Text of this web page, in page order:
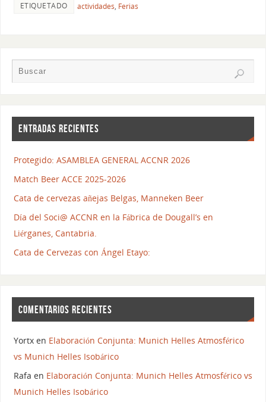
ETIQUETADO actividades, Ferias
ENTRADAS RECIENTES
Protegido: ASAMBLEA GENERAL ACCNR 2026
Match Beer ACCE 2025-2026
Cata de cervezas añejas Belgas, Manneken Beer
Día del Soci@ ACCNR en la Fábrica de Dougall’s en
Liérganes, Cantabria.
Cata de Cervezas con Ángel Etayo:
COMENTARIOS RECIENTES
Yortxen Elaboración Conjunta: Munich Helles Atmosférico
vs Munich Helles Isobárico
Rafa en Elaboración Conjunta: Munich Helles Atmosférico vs
Munich Helles Isobárico